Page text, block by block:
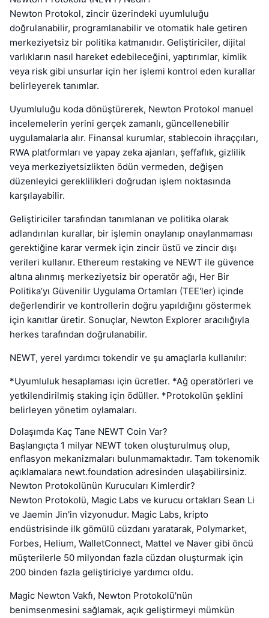
Newton Protokol, zincir üzerindeki uyumluluğu
doğrulanabilir, programlanabilir ve otomatik hale getiren
merkeziyetsiz bir politika katmanıdır. Geliştiriciler, dijital
varlıkların nasıl hareket edebileceğini, yaptırımlar, kimlik
veya risk gibi unsurlar için her işlemi kontrol eden kurallar
belirleyerek tanımlar.
Uyumluluğu koda dönüştürerek, Newton Protokol manuel
incelemelerin yerini gerçek zamanlı, güncellenebilir
uygulamalarla alır. Finansal kurumlar, stablecoin ihraççıları,
RWA platformları ve yapay zeka ajanları, şeffaflık, gizlilik
veya merkeziyetsizlikten ödün vermeden, değişen
düzenleyici gereklilikleri doğrudan işlem noktasında
karşılayabilir.
Geliştiriciler tarafından tanımlanan ve politika olarak
adlandırılan kurallar, bir işlemin onaylanıp onaylanmaması
gerektiğine karar vermek için zincir üstü ve zincir dışı
verileri kullanır. Ethereum restaking ve NEWT ile güvence
altına alınmış merkeziyetsiz bir operatör ağı, Her Bir
Politika’yı Güvenilir Uygulama Ortamları (TEE'ler) içinde
değerlendirir ve kontrollerin doğru yapıldığını göstermek
için kanıtlar üretir. Sonuçlar, Newton Explorer aracılığıyla
herkes tarafından doğrulanabilir.
NEWT, yerel yardımcı tokendir ve şu amaçlarla kullanılır:
*Uyumluluk hesaplaması için ücretler. *Ağ operatörleri ve
yetkilendirilmiş staking için ödüller. *Protokolün şeklini
belirleyen yönetim oylamaları.
Dolaşımda Kaç Tane NEWT Coin Var?
Başlangıçta 1 milyar NEWT token oluşturulmuş olup,
enflasyon mekanizmaları bulunmamaktadır. Tam tokenomik
açıklamalara newt.foundation adresinden ulaşabilirsiniz.
Newton Protokolünün Kurucuları Kimlerdir?
Newton Protokolü, Magic Labs ve kurucu ortakları Sean Li
ve Jaemin Jin'in vizyonudur. Magic Labs, kripto
endüstrisinde ilk gömülü cüzdanı yaratarak, Polymarket,
Forbes, Helium, WalletConnect, Mattel ve Naver gibi öncü
müşterilerle 50 milyondan fazla cüzdan oluşturmak için
200 binden fazla geliştiriciye yardımcı oldu.
Magic Newton Vakfı, Newton Protokolü'nün
benimsenmesini sağlamak, açık geliştirmeyi mümkün